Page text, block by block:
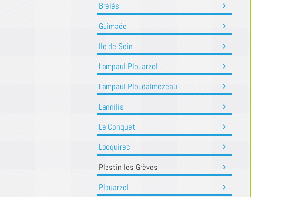
Brélès
Guimaëc
Ile de Sein
Lampaul Plouarzel
Lampaul Ploudalmézeau
Lannilis
Le Conquet
Locquirec
Plestin les Grèves
Plouarzel